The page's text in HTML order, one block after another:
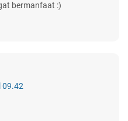
bermanfaat :)
09.42